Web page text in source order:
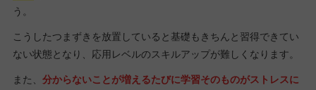
う。
こうしたつまずきを放置していると基礎もきちんと習得できてい
ない状態となり、応用レベルのスキルアップが難しくなります。
また、 分からないことが増えるたびに学習そのものがストレスに